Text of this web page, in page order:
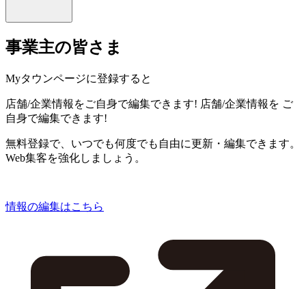
事業主の皆さま
Myタウンページに登録すると
店舗/企業情報をご自身で編集できます! 店舗/企業情報を ご
自身で編集できます!
無料登録で、いつでも何度でも自由に更新・編集できます。
Web集客を強化しましょう。
情報の編集はこちら